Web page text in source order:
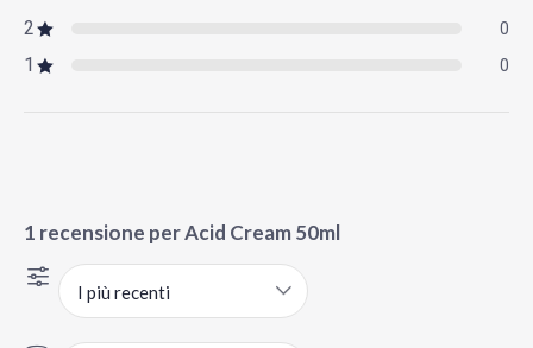
2 0
1 0
1 recensione perAcid Cream 50ml
I più recenti